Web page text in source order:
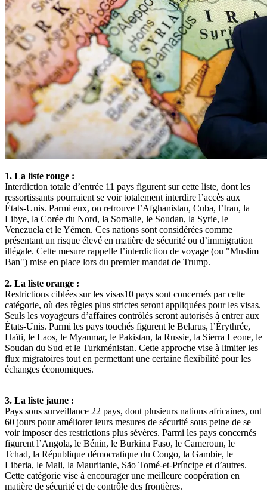
1. La liste rouge :
Interdiction totale d’entrée 11 pays figurent sur cette liste, dont les
ressortissants pourraient se voir totalement interdire l’accès aux
États-Unis. Parmi eux, on retrouve l’Afghanistan, Cuba, l’Iran, la
Libye, la Corée du Nord, la Somalie, le Soudan, la Syrie, le
Venezuela et le Yémen. Ces nations sont considérées comme
présentant un risque élevé en matière de sécurité ou d’immigration
illégale. Cette mesure rappelle l’interdiction de voyage (ou "Muslim
Ban") mise en place lors du premier mandat de Trump.
2. La liste orange :
Restrictions ciblées sur les visas10 pays sont concernés par cette
catégorie, où des règles plus strictes seront appliquées pour les visas.
Seuls les voyageurs d’affaires contrôlés seront autorisés à entrer aux
États-Unis. Parmi les pays touchés figurent le Belarus, l’Érythrée,
Haïti, le Laos, le Myanmar, le Pakistan, la Russie, la Sierra Leone, le
Soudan du Sud et le Turkménistan. Cette approche vise à limiter les
flux migratoires tout en permettant une certaine flexibilité pour les
échanges économiques.
3. La liste jaune :
Pays sous surveillance 22 pays, dont plusieurs nations africaines, ont
60 jours pour améliorer leurs mesures de sécurité sous peine de se
voir imposer des restrictions plus sévères. Parmi les pays concernés
figurent l’Angola, le Bénin, le Burkina Faso, le Cameroun, le
Tchad, la République démocratique du Congo, la Gambie, le
Liberia, le Mali, la Mauritanie, São Tomé-et-Príncipe et d’autres.
Cette catégorie vise à encourager une meilleure coopération en
matière de sécurité et de contrôle des frontières.